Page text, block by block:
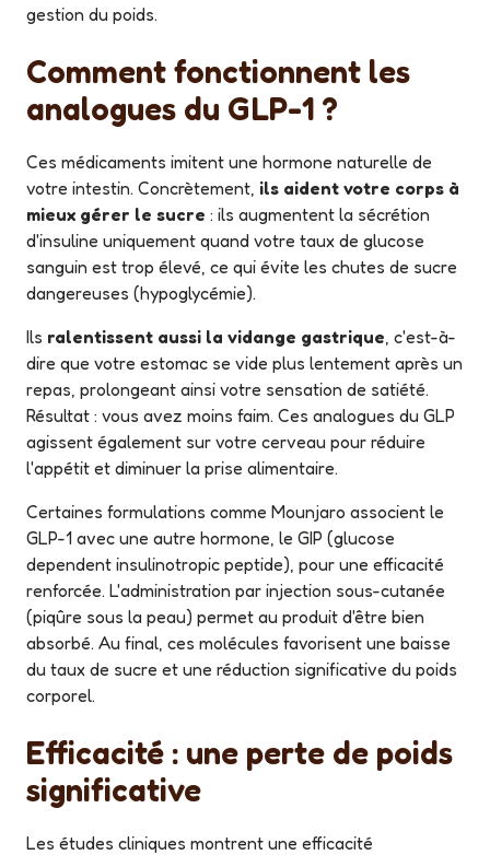
gestion du poids.
Comment fonctionnent les
analogues du GLP-1 ?
Ces médicaments imitent une hormone naturelle de
votre intestin. Concrètement, ils aident votre corps à
mieux gérer le sucre : ils augmentent la sécrétion
d'insuline uniquement quand votre taux de glucose
sanguin est trop élevé, ce qui évite les chutes de sucre
dangereuses (hypoglycémie).
Ils ralentissent aussi la vidange gastrique , c'est-à-
dire que votre estomac se vide plus lentement après un
repas, prolongeant ainsi votre sensation de satiété.
Résultat : vous avez moins faim. Ces analogues du GLP
agissent également sur votre cerveau pour réduire
l'appétit et diminuer la prise alimentaire.
Certaines formulations comme Mounjaro associent le
GLP-1 avec une autre hormone, le GIP (glucose
dependent insulinotropic peptide), pour une efficacité
renforcée. L'administration par injection sous-cutanée
(piqûre sous la peau) permet au produit d'être bien
absorbé. Au final, ces molécules favorisent une baisse
du taux de sucre et une réduction significative du poids
corporel.
Efficacité : une perte de poids
significative
Les études cliniques montrent une efficacité